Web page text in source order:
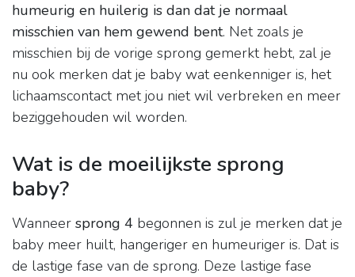
humeurig en huilerig is dan dat je normaal
misschien van hem gewend bent. Net zoals je
misschien bij de vorige sprong gemerkt hebt, zal je
nu ook merken dat je baby wat eenkenniger is, het
lichaamscontact met jou niet wil verbreken en meer
beziggehouden wil worden.
Wat is de moeilijkste sprong
baby?
Wanneer sprong 4 begonnen is zul je merken dat je
baby meer huilt, hangeriger en humeuriger is. Dat is
de lastige fase van de sprong. Deze lastige fase